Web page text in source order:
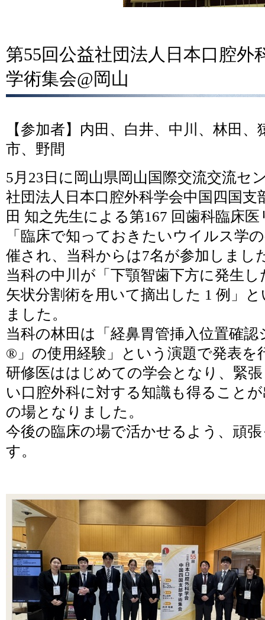
第55回公益社団法人日本口腔外
学術集会@岡山
【参加者】内田、白井、中川、林田
市、野間
5月23日に岡山県岡山国際交流交流セ
社団法人日本口腔外科学会中国四国
田 知之先生による第167 回歯科臨床
「臨床で知っておきたいウイルス学
催され、当科からは7名が参加しまし
当科の中川が「下顎智歯下方に発生
矢状分割術を用いて摘出した 1 例」
ました。
当科の林田は「経鼻胃管挿入位置確
®」の使用経験」という演題で発表を
研修医ははじめての学会となり、緊
い口腔外科に対する知識も得ること
の場となりました。
今後の臨床の場で活かせるよう、頑
す。